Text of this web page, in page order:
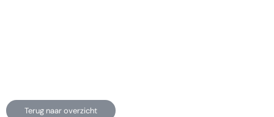
Terug naar overzicht